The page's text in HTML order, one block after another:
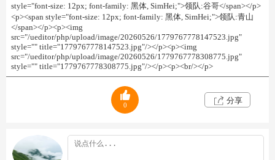
style="font-size: 12px; font-family: 黑体, SimHei;">领队:谷哥</span></p>
<p><span style="font-size: 12px; font-family: 黑体, SimHei;">领队:青山
</span></p><p><img
src="/ueditor/php/upload/image/20260526/1779767778147523.jpg"
style="" title="1779767778147523.jpg"/></p><p><img
src="/ueditor/php/upload/image/20260526/1779767778308775.jpg"
style="" title="1779767778308775.jpg"/></p><p><br/></p>
0 分享